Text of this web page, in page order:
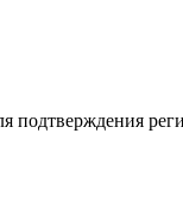
подтверждения